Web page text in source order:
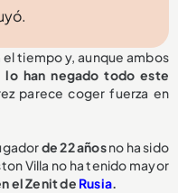
tiempo y, aunque ambos
lo han negado todo este
parece coger fuerza en
de 22 añosno ha sido
Villa no ha tenido mayor
el Zenit de Rusia.